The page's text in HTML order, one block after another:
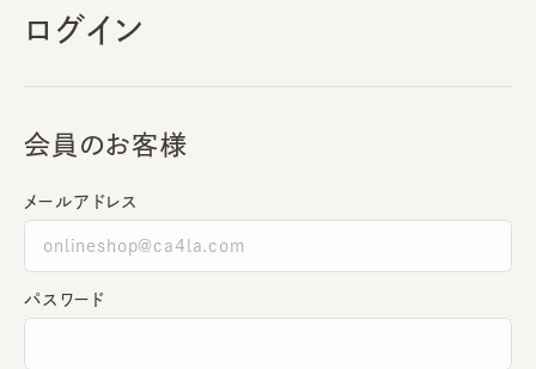
ログイン
会員のお客様
メールアドレス
パスワード